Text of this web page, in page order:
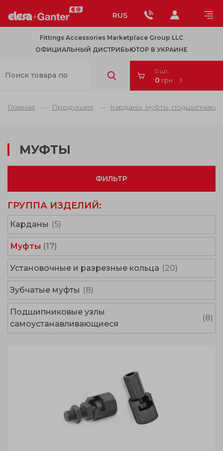
RUS
Fittings Accessories Marketplace Group LLC
ОФИЦИАЛЬНЫЙ ДИСТРИБЬЮТОР В УКРАИНЕ
0 шт.
0 грн
Главная Продукция Карданы, муфты,
МУФТЫ
ФИЛЬТР
ГРУППА ИЗДЕЛИЙ:
Карданы (5)
Муфты (17)
Установочные и разрезные кольца (20)
Зубчатые муфты (8)
Подшипниковые узлы
самоустанавливающиеся
(8)